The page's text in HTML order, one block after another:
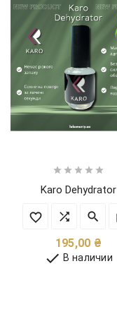
    
Karo Dehydrator
195,00 ₴
 В наличии